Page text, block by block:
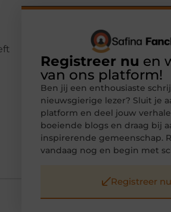
Registreer nu en
van ons platform!
Ben jij een enthousiaste
nieuwsgierige lezer? Sluit je
platform en deel jouw
boeiende blogs en draag bij
inspirerende gemeenschap.
vandaag nog en begin met
Registreer